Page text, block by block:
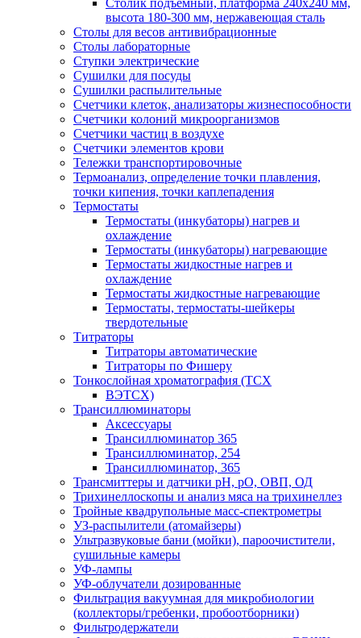
Столик подъемный, платформа 240х240 мм,
высота 180-300 мм, нержавеющая сталь
Столы для весов антивибрационные
Столы лабораторные
Ступки электрические
Сушилки для посуды
Сушилки распылительные
Счетчики клеток, анализаторы жизнеспособности
Счетчики колоний микроорганизмов
Счетчики частиц в воздухе
Счетчики элементов крови
Тележки транспортировочные
Термоанализ, определение точки плавления,
точки кипения, точки каплепадения
Термостаты
Термостаты (инкубаторы) нагрев и
охлаждение
Термостаты (инкубаторы) нагревающие
Термостаты жидкостные нагрев и
охлаждение
Термостаты жидкостные нагревающие
Термостаты, термостаты-шейкеры
твердотельные
Титраторы
Титраторы автоматические
Титраторы по Фишеру
Тонкослойная хроматография (ТСХ
ВЭТСХ)
Трансиллюминаторы
Аксессуары
Трансиллюминатор 365
Трансиллюминатор, 254
Трансиллюминатор, 365
Трансмиттеры и датчики рН, рО, ОВП, ОД
Трихинеллоскопы и анализ мяса на трихинеллез
Тройные квадрупольные масс-спектрометры
УЗ-распылители (атомайзеры)
Ультразвуковые бани (мойки), пароочистители,
сушильные камеры
УФ-лампы
УФ-облучатели дозированные
Фильтрация вакуумная для микробиологии
(коллекторы/гребенки, пробоотборники)
Фильтродержатели